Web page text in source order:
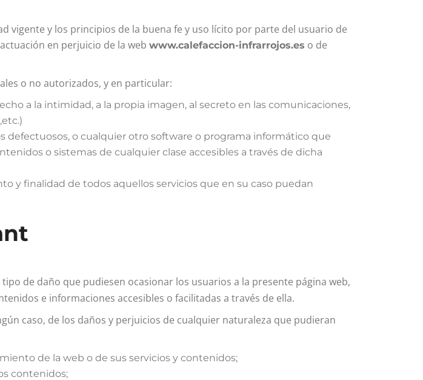
vigente y los principios de la buena fe y uso lícito por parte del usuario de
en perjuicio de la web www.calefaccion-infrarrojos.es o de
o no autorizados, y en particular:
a la intimidad, a la propia imagen, al secreto en las comunicaciones,
o cualquier otro software o programa informático que
o sistemas de cualquier clase accesibles a través de dicha
y finalidad de todos aquellos servicios que en su caso puedan
de daño que pudiesen ocasionar los usuarios a la presente página web,
e informaciones accesibles o facilitadas a través de ella.
caso, de los daños y perjuicios de cualquier naturaleza que pudieran
de la web o de sus servicios y contenidos;
contenidos;